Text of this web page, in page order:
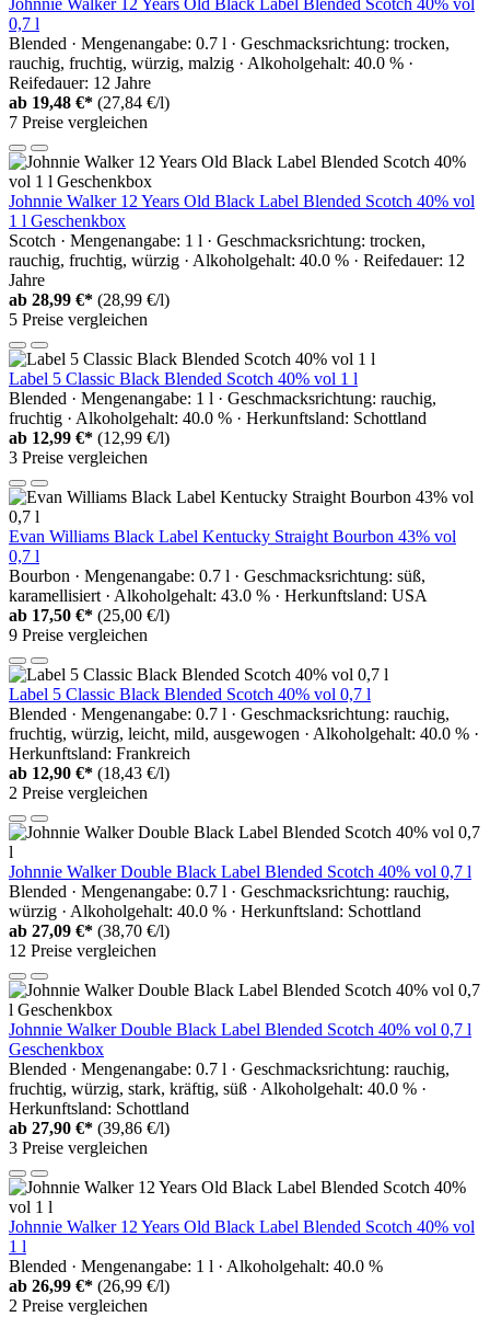
Johnnie Walker 12 Years Old Black Label Blended Scotch 40% vol
0,7 l
Blended · Mengenangabe: 0.7 l · Geschmacksrichtung: trocken,
rauchig, fruchtig, würzig, malzig · Alkoholgehalt: 40.0 % ·
Reifedauer: 12 Jahre
ab 19,48 €* (27,84 €/l)
7 Preise vergleichen
Johnnie Walker 12 Years Old Black Label Blended Scotch 40% vol
1 l Geschenkbox
Scotch · Mengenangabe: 1 l · Geschmacksrichtung: trocken,
rauchig, fruchtig, würzig · Alkoholgehalt: 40.0 % · Reifedauer: 12
Jahre
ab 28,99 €* (28,99 €/l)
5 Preise vergleichen
Label 5 Classic Black Blended Scotch 40% vol 1 l
Blended · Mengenangabe: 1 l · Geschmacksrichtung: rauchig,
fruchtig · Alkoholgehalt: 40.0 % · Herkunftsland: Schottland
ab 12,99 €* (12,99 €/l)
3 Preise vergleichen
Evan Williams Black Label Kentucky Straight Bourbon 43% vol
0,7 l
Bourbon · Mengenangabe: 0.7 l · Geschmacksrichtung: süß,
karamellisiert · Alkoholgehalt: 43.0 % · Herkunftsland: USA
ab 17,50 €* (25,00 €/l)
9 Preise vergleichen
Label 5 Classic Black Blended Scotch 40% vol 0,7 l
Blended · Mengenangabe: 0.7 l · Geschmacksrichtung: rauchig,
fruchtig, würzig, leicht, mild, ausgewogen · Alkoholgehalt: 40.0 % ·
Herkunftsland: Frankreich
ab 12,90 €* (18,43 €/l)
2 Preise vergleichen
Johnnie Walker Double Black Label Blended Scotch 40% vol 0,7 l
Blended · Mengenangabe: 0.7 l · Geschmacksrichtung: rauchig,
würzig · Alkoholgehalt: 40.0 % · Herkunftsland: Schottland
ab 27,09 €* (38,70 €/l)
12 Preise vergleichen
Johnnie Walker Double Black Label Blended Scotch 40% vol 0,7 l
Geschenkbox
Blended · Mengenangabe: 0.7 l · Geschmacksrichtung: rauchig,
fruchtig, würzig, stark, kräftig, süß · Alkoholgehalt: 40.0 % ·
Herkunftsland: Schottland
ab 27,90 €* (39,86 €/l)
3 Preise vergleichen
Johnnie Walker 12 Years Old Black Label Blended Scotch 40% vol
1 l
Blended · Mengenangabe: 1 l · Alkoholgehalt: 40.0 %
ab 26,99 €* (26,99 €/l)
2 Preise vergleichen